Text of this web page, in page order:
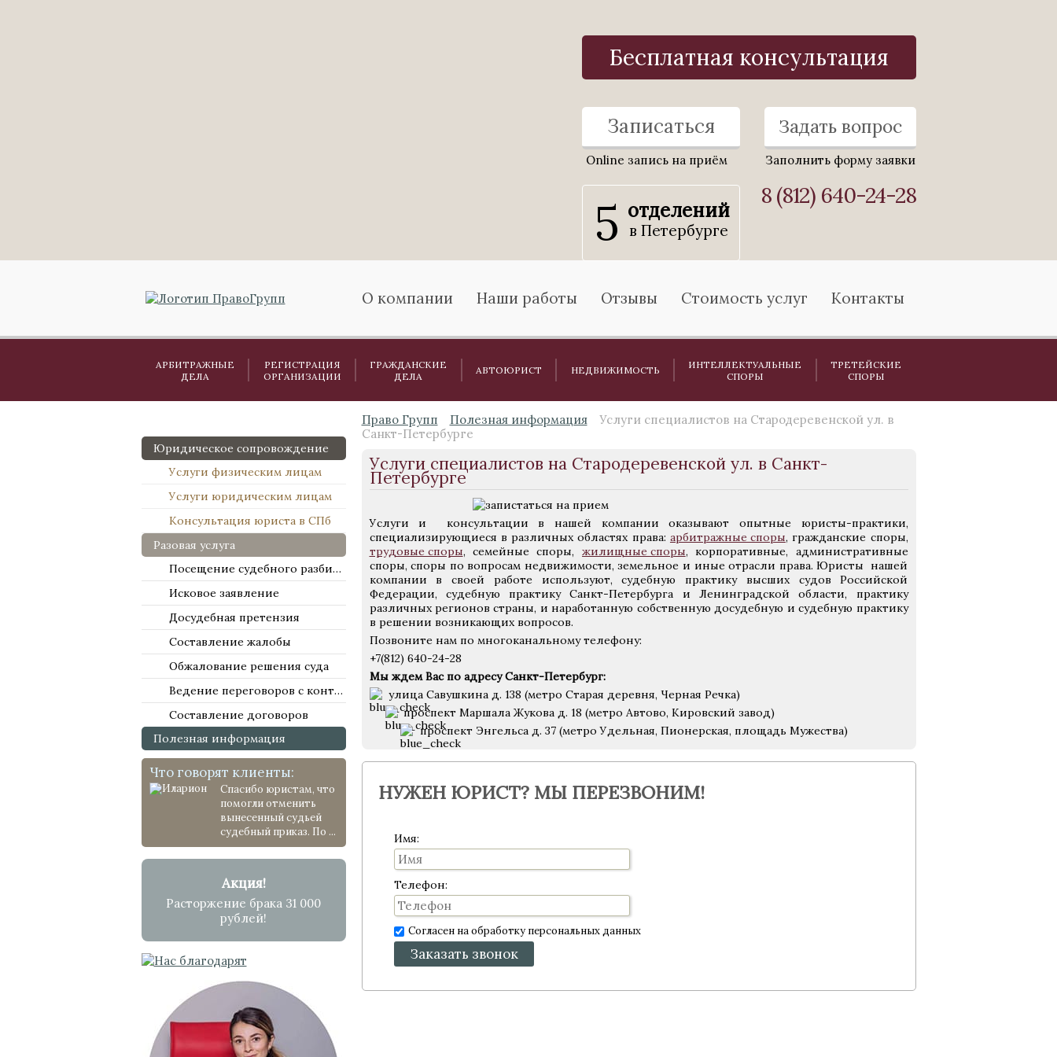
Бесплатная консультация
Записаться
Online запись на приём
Задать вопрос
Заполнить форму заявки
5 отделений
в Петербурге
8 (812) 640-24-28
О компании Наши работы Отзывы Стоимость услуг Контакты
АРБИТРАЖНЫЕ
ДЕЛА
РЕГИСТРАЦИЯ
ОРГАНИЗАЦИИ
ГРАЖДАНСКИЕ
ДЕЛА
АВТОЮРИСТ НЕДВИЖИМОСТЬ
ИНТЕЛЛЕКТУАЛЬНЫЕ
СПОРЫ
ТРЕТЕЙСКИЕ
СПОРЫ
Юридическое сопровождение
Услуги физическим лицам
Услуги юридическим лицам
Консультация юриста в СПб
Разовая услуга
Посещение судебного разбирательства
Исковое заявление
Досудебная претензия
Составление жалобы
Обжалование решения суда
Ведение переговоров с контрагентами
Составление договоров
Полезная информация
Что говорят клиенты:
Спасибо юристам, что
помогли отменить
вынесенный судьей
судебный приказ. По ...
Акция!
Расторжение брака 31 000
рублей!
Право Групп Полезная информация
Услуги специалистов на Стародеревенской ул. в
Санкт-Петербурге
Услуги специалистов на Стародеревенской ул. в Санкт-
Петербурге
Услуги и консультации в нашей компании оказывают опытные юристы-практики,
специализирующиеся в различных областях права: арбитражные споры, гражданские споры,
трудовые споры, семейные споры, жилищные споры, корпоративные, административные
споры, споры по вопросам недвижимости, земельное и иные отрасли права. Юристы нашей
компании в своей работе используют, судебную практику высших судов Российской
Федерации, судебную практику Санкт-Петербурга и Ленинградской области, практику
различных регионов страны, и наработанную собственную досудебную и судебную практику
в решении возникающих вопросов.
Позвоните нам по многоканальному телефону:
+7(812) 640-24-28
Мы ждем Вас по адресу Санкт-Петербург:
улица Савушкина д. 138 (метро Старая деревня, Черная Речка)
проспект Маршала Жукова д. 18 (метро Автово, Кировский завод)
проспект Энгельса д. 37 (метро Удельная, Пионерская, площадь Мужества)
НУЖЕН ЮРИСТ? МЫ ПЕРЕЗВОНИМ!
Имя:
Телефон:
Согласен на обработку персональных данных
Заказать звонок